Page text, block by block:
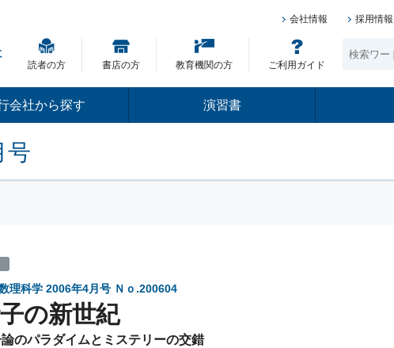
会社情報 採用情報
読者の方 書店の方 教育機関の方 ご利用ガイド
会社から探す 演習書
号
理科学 2006年4月号 Ｎｏ.200604
の新世紀
のパラダイムとミステリーの交錯